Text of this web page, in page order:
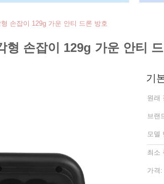
손잡이 129g 가운 안티 드론 방호
손잡이 129g 가운 안티
기
원래
브랜
모델
최소
가격: